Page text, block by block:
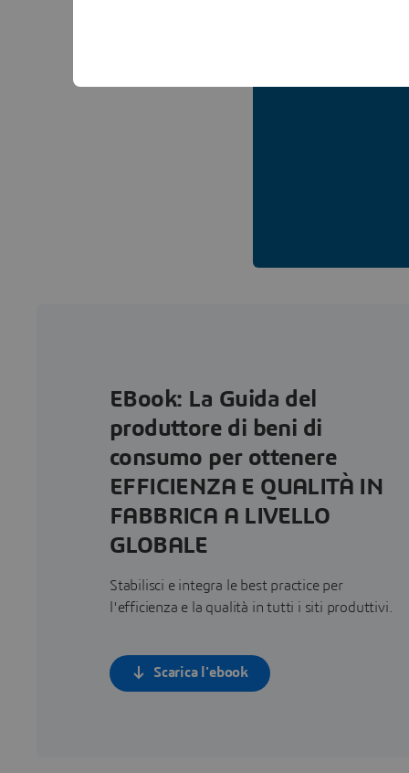
EBook: La Guida del
produttore di beni di
consumo per ottenere
EFFICIENZA E QUALITÀ IN
FABBRICA A LIVELLO
GLOBALE
Stabilisci e integra le best practice per
l'efficienza e la qualità in tutti i siti produttivi.
Scarica l'ebook